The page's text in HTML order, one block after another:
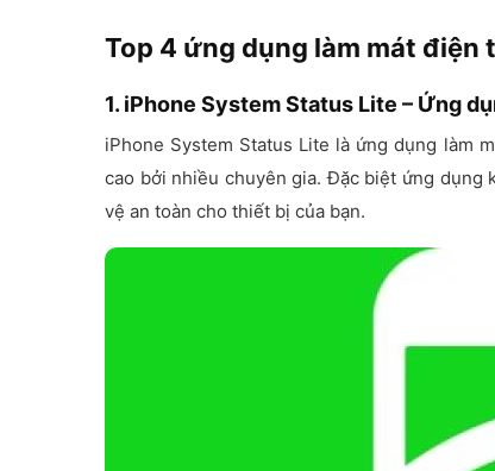
Top 4 ứng dụng làm mát điện
1. iPhone System Status Lite – Ứng
iPhone System Status Lite là ứng dụng làm
cao bởi nhiều chuyên gia. Đặc biệt ứng dụng
vệ an toàn cho thiết bị của bạn.